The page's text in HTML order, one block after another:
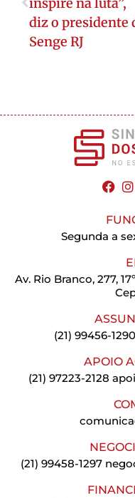
diz o presidente
Senge RJ
Segunda a
Av. Rio Branco, 277,
(21) 99456-1290
APOIO
(21) 97223-2128
(21) 99458-1297